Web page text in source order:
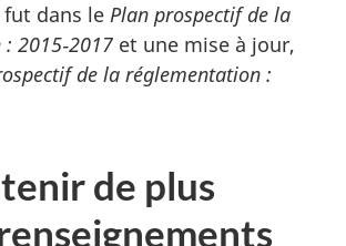
dans le Plan prospectif de la
2015‑2017 et une mise à jour,
de la réglementation :
de plus